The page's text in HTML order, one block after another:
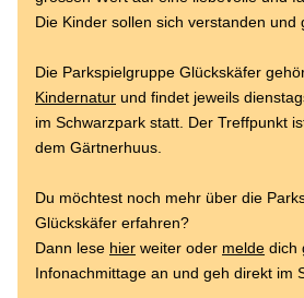
Die Kinder sollen sich verstanden und
Die Parkspielgruppe Glückskäfer
Kindernatur und findet jeweils
im Schwarzpark statt. Der Treffpunkt
dem Gärtnerhuus.
Du möchtest noch mehr über die
Glückskäfer erfahren?
Dann lese hier weiter oder melde dich
Infonachmittage an und geh direkt im